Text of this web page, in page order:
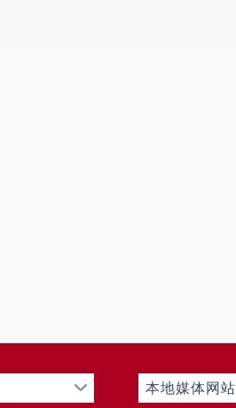
本地媒体网站